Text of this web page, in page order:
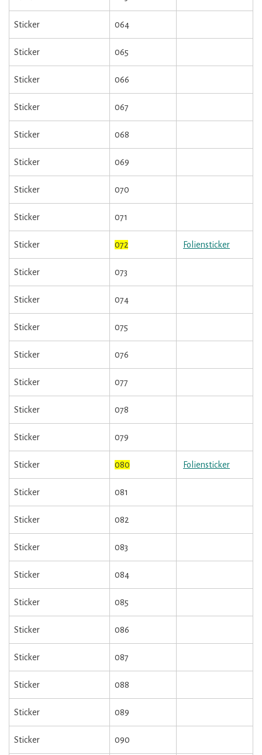
Sticker 064
Sticker 065
Sticker 066
Sticker 067
Sticker 068
Sticker 069
Sticker 070
Sticker 071
Sticker 072 Foliensticker
Sticker 073
Sticker 074
Sticker 075
Sticker 076
Sticker 077
Sticker 078
Sticker 079
Sticker 080 Foliensticker
Sticker 081
Sticker 082
Sticker 083
Sticker 084
Sticker 085
Sticker 086
Sticker 087
Sticker 088
Sticker 089
Sticker 090